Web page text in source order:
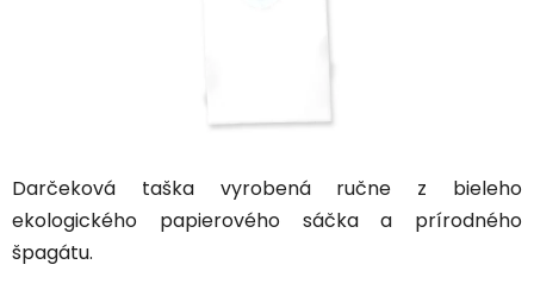
Darčeková taška vyrobená ručne z bieleho
ekologického papierového sáčka a prírodného
špagátu.